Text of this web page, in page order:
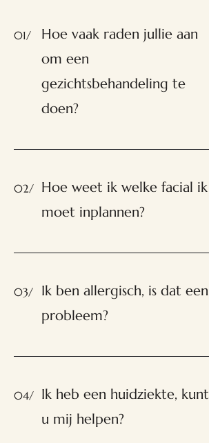
01/
Hoe vaak raden jullie aan
om een
gezichtsbehandeling te
doen?
02/ Hoe weet ik welke facial ik
moet inplannen?
03/
Ik ben allergisch, is dat een
probleem?
04/ Ik heb een huidziekte, kunt
u mij helpen?